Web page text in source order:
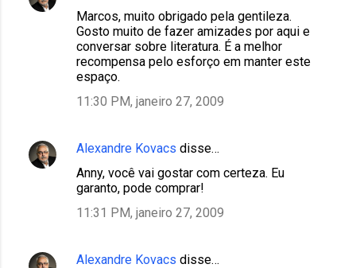
Marcos, muito obrigado pela gentileza.
Gosto muito de fazer amizades por aqui e
conversar sobre literatura. É a melhor
recompensa pelo esforço em manter este
espaço.
11:30 PM, janeiro 27, 2009
Alexandre Kovacs disse…
Anny, você vai gostar com certeza. Eu
garanto, pode comprar!
11:31 PM, janeiro 27, 2009
Alexandre Kovacs disse…